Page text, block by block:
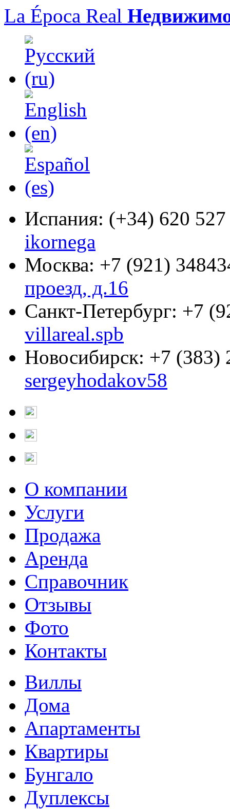
La Época Real
Испания: (+34) 620
ikornega
Москва: +7 (921)
проезд, д.16
Санкт-Петербург: +7
villareal.spb
Новосибирск: +7 (383)
sergeyhodakov58
О компании
Услуги
Продажа
Аренда
Справочник
Отзывы
Фото
Контакты
Виллы
Дома
Апартаменты
Квартиры
Бунгало
Дуплексы